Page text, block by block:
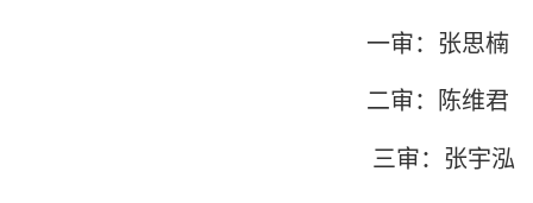
一审：张思楠
二审：陈维君
三审：张宇泓